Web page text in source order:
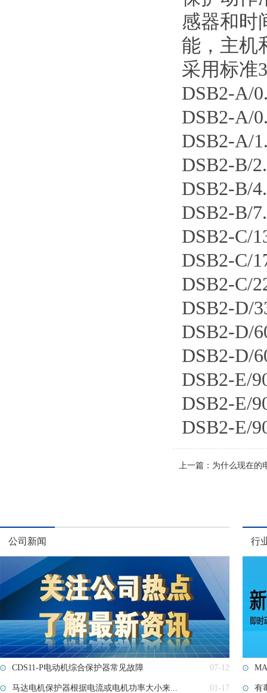
感器和时
能，主机
采用标准
DSB2-A/
DSB2-A/
DSB2-A/
DSB2-B/
DSB2-B/
DSB2-B/
DSB2-C/
DSB2-C/
DSB2-C/
DSB2-D/
DSB2-D/
DSB2-D/
DSB2-E/
DSB2-E/
DSB2-E/
上一篇： 为什么现在的
公司新闻
CDS11-P电动机综合保护器常见故障 07-12
马达电机保护器根据电流或电机功率大小来... 01-17
行
有